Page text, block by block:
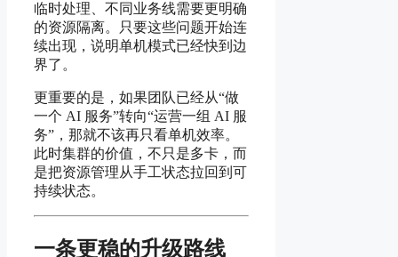
临时处理、不同业务线需要更明确
的资源隔离。只要这些问题开始连
续出现，说明单机模式已经快到边
界了。
更重要的是，如果团队已经从“做
一个 AI 服务”转向“运营一组 AI 服
务”，那就不该再只看单机效率。
此时集群的价值，不只是多卡，而
是把资源管理从手工状态拉回到可
持续状态。
一条更稳的升级路线